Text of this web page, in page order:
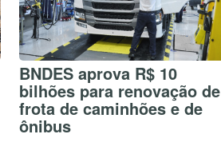
BNDES aprova R$ 10
bilhões para renovação de
frota de caminhões e de
ônibus